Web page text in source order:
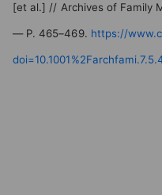
[et al.] // Archives of Family
— P. 465–469. https://